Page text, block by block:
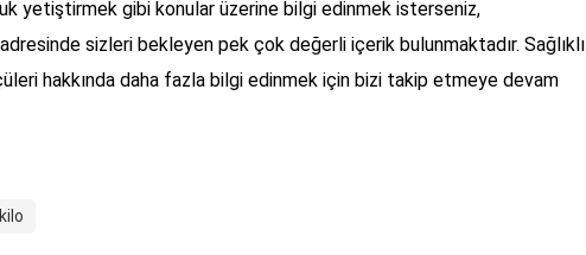
yetiştirmek gibi konular üzerine bilgi edinmek isterseniz,
sizleri bekleyen pek çok değerli içerik bulunmaktadır. Sağlıklı
hakkında daha fazla bilgi edinmek için bizi takip etmeye devam